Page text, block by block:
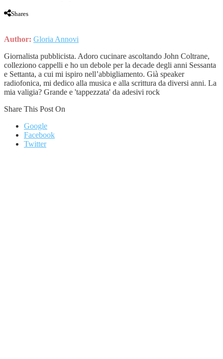
Shares
Author: Gloria Annovi
Giornalista pubblicista. Adoro cucinare ascoltando John Coltrane,
colleziono cappelli e ho un debole per la decade degli anni Sessanta
e Settanta, a cui mi ispiro nell’abbigliamento. Già speaker
radiofonica, mi dedico alla musica e alla scrittura da diversi anni. La
mia valigia? Grande e 'tappezzata' da adesivi rock
Share This Post On
Google
Facebook
Twitter